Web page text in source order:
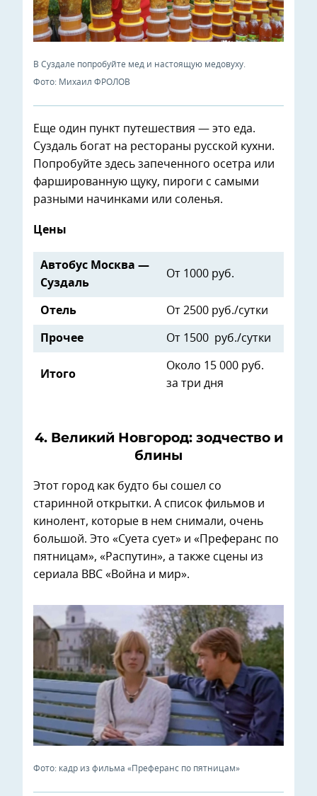
В Суздале попробуйте мед и настоящую медовуху.
Фото: Михаил ФРОЛОВ
Еще один пункт путешествия — это еда.
Суздаль богат на рестораны русской кухни.
Попробуйте здесь запеченного осетра или
фаршированную щуку, пироги с самыми
разными начинками или соленья.
Цены
Автобус Москва —
Суздаль
От 1000 руб.
Отель От 2500 руб./сутки
Прочее От 1500 руб./сутки
Итого
Около 15 000 руб.
за три дня
4. Великий Новгород: зодчество и
блины
Этот город как будто бы сошел со
старинной открытки. А список фильмов и
кинолент, которые в нем снимали, очень
большой. Это «Суета сует» и «Преферанс по
пятницам», «Распутин», а также сцены из
сериала BBC «Война и мир».
Фото: кадр из фильма «Преферанс по пятницам»